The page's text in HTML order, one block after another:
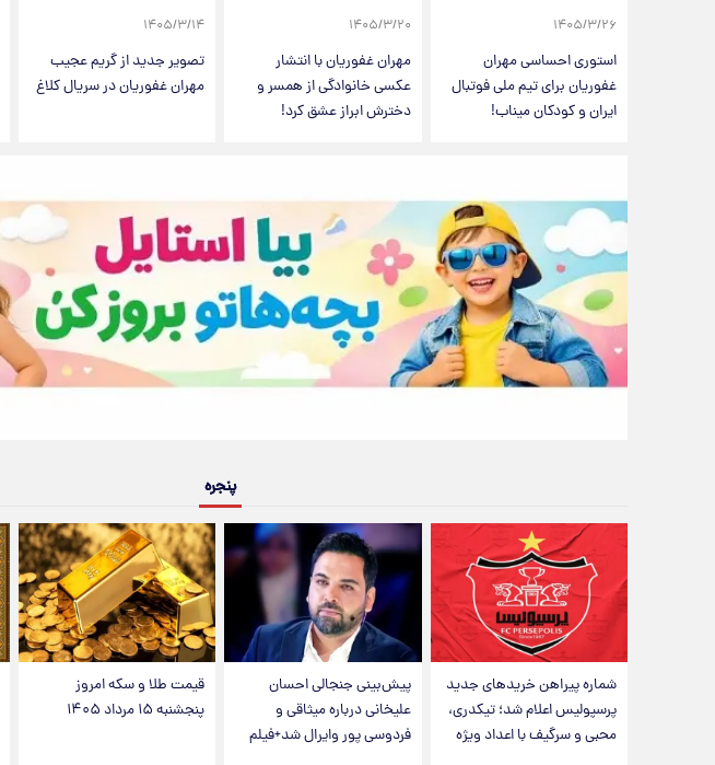
۱۴۰۵/۳/۲۶
استوری احساسی مهران
غفوریان برای تیم ملی فوتبال
ایران و کودکان میناب!
۱۴۰۵/۳/۲۰
مهران غفوریان با انتشار
عکسی خانوادگی از همسر و
دخترش ابراز عشق کرد!
۱۴۰۵/۳/۱۴
تصویر جدید از گریم عجیب
مهران غفوریان در سریال کلاغ
پنجره
شماره پیراهن خریدهای جدید
پرسپولیس اعلام شد؛ تیکدری،
محبی و سرگیف با اعداد ویژه
پیش‌بینی جنجالی احسان
علیخانی درباره میثاقی و
فردوسی پور وایرال شد+فیلم
قیمت طلا و سکه امروز
پنجشنبه ۱۵ مرداد ۱۴۰۵